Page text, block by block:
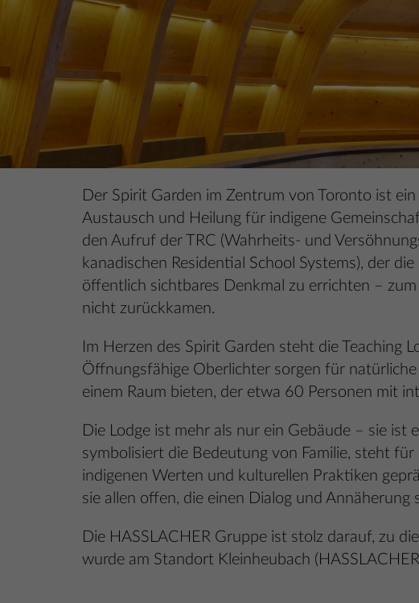
Der Spirit Garden im Zentrum von Toronto ist
Austausch und Heilung für indigene
den Aufruf der TRC (Wahrheits- und
kanadischen Residential School Systems), der
öffentlich sichtbares Denkmal zu errichten –
nicht zurückkamen.
Im Herzen des Spirit Garden steht die
Öffnungsfähige Oberlichter sorgen für
einem Raum bieten, der etwa 60 Personen mit
Die Lodge ist mehr als nur ein Gebäude – sie ist
symbolisiert die Bedeutung von Familie, steht
indigenen Werten und kulturellen Praktiken
sie allen offen, die einen Dialog und Annäherung
Die HASSLACHER Gruppe ist stolz darauf, zu
wurde am Standort Kleinheubach